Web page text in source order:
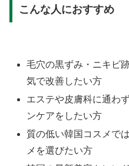
こんな人におすすめ
毛穴の黒ずみ・ニキビ
気で改善したい方
エステや皮膚科に通わ
ンケアをしたい方
質の低い韓国コスメで
メを選びたい方